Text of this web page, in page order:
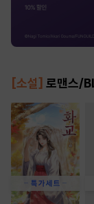
[소설] 로맨스/